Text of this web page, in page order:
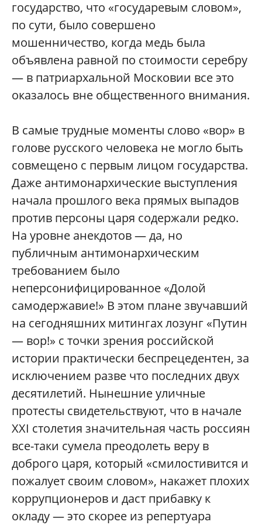
государство, что «государевым словом»,
по сути, было совершено
мошенничество, когда медь была
объявлена равной по стоимости серебру
— в патриархальной Московии все это
оказалось вне общественного внимания.
В самые трудные моменты слово «вор» в
голове русского человека не могло быть
совмещено с первым лицом государства.
Даже антимонархические выступления
начала прошлого века прямых выпадов
против персоны царя содержали редко.
На уровне анекдотов — да, но
публичным антимонархическим
требованием было
неперсонифицированное «Долой
самодержавие!» В этом плане звучавший
на сегодняшних митингах лозунг «Путин
— вор!» с точки зрения российской
истории практически беспрецедентен, за
исключением разве что последних двух
десятилетий. Нынешние уличные
протесты свидетельствуют, что в начале
XXI столетия значительная часть россиян
все-таки сумела преодолеть веру в
доброго царя, который «смилостивится и
пожалует своим словом», накажет плохих
коррупционеров и даст прибавку к
окладу — это скорее из репертуара